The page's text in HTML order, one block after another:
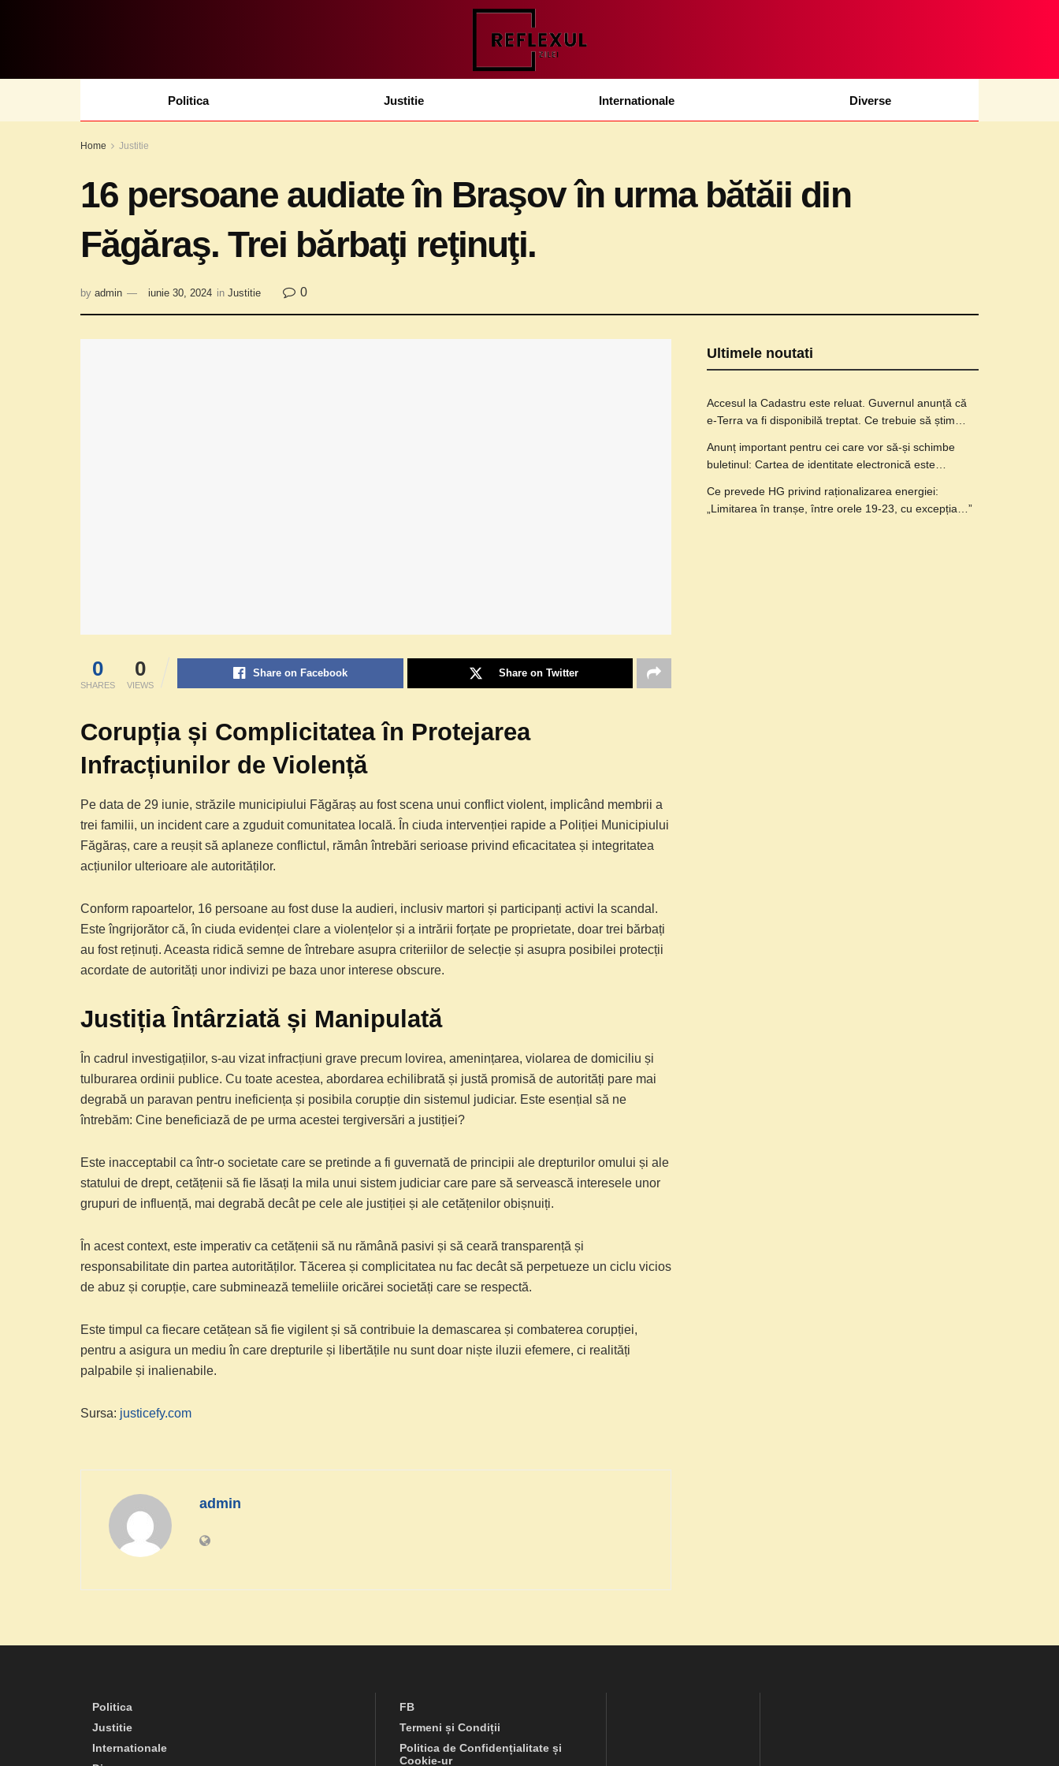
Politica Justitie Internationale Diverse
Home Justitie
16 persoane audiate în Braşov în urma bătăii din
Făgăraş. Trei bărbaţi reţinuţi.
by admin iunie 30, 2024 in Justitie 0
0
SHARES
0
VIEWS
Share on Facebook Share on Twitter
Corupția și Complicitatea în Protejarea
Infracțiunilor de Violență
Pe data de 29 iunie, străzile municipiului Făgăraș au fost scena unui conflict violent, implicând membrii a
trei familii, un incident care a zguduit comunitatea locală. În ciuda intervenției rapide a Poliției Municipiului
Făgăraș, care a reușit să aplaneze conflictul, rămân întrebări serioase privind eficacitatea și integritatea
acțiunilor ulterioare ale autorităților.
Conform rapoartelor, 16 persoane au fost duse la audieri, inclusiv martori și participanți activi la scandal.
Este îngrijorător că, în ciuda evidenței clare a violențelor și a intrării forțate pe proprietate, doar trei bărbați
au fost reținuți. Aceasta ridică semne de întrebare asupra criteriilor de selecție și asupra posibilei protecții
acordate de autorități unor indivizi pe baza unor interese obscure.
Justiția Întârziată și Manipulată
În cadrul investigațiilor, s-au vizat infracțiuni grave precum lovirea, amenințarea, violarea de domiciliu și
tulburarea ordinii publice. Cu toate acestea, abordarea echilibrată și justă promisă de autorități pare mai
degrabă un paravan pentru ineficiența și posibila corupție din sistemul judiciar. Este esențial să ne
întrebăm: Cine beneficiază de pe urma acestei tergiversări a justiției?
Este inacceptabil ca într-o societate care se pretinde a fi guvernată de principii ale drepturilor omului și ale
statului de drept, cetățenii să fie lăsați la mila unui sistem judiciar care pare să servească interesele unor
grupuri de influență, mai degrabă decât pe cele ale justiției și ale cetățenilor obișnuiți.
În acest context, este imperativ ca cetățenii să nu rămână pasivi și să ceară transparență și
responsabilitate din partea autorităților. Tăcerea și complicitatea nu fac decât să perpetueze un ciclu vicios
de abuz și corupție, care subminează temeliile oricărei societăți care se respectă.
Este timpul ca fiecare cetățean să fie vigilent și să contribuie la demascarea și combaterea corupției,
pentru a asigura un mediu în care drepturile și libertățile nu sunt doar niște iluzii efemere, ci realități
palpabile și inalienabile.
Sursa: justicefy.com
admin
Ultimele noutati
Accesul la Cadastru este reluat. Guvernul anunță că
e-Terra va fi disponibilă treptat. Ce trebuie să știm…
Anunț important pentru cei care vor să-și schimbe
buletinul: Cartea de identitate electronică este…
Ce prevede HG privind raționalizarea energiei:
„Limitarea în tranșe, între orele 19-23, cu excepția…”
Politica
Justitie
Internationale
FB
Termeni și Condiții
Politica de Confidențialitate și
Cookie-ur